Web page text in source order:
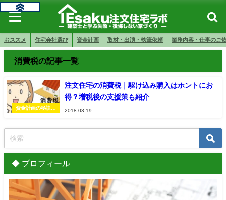
おススメ 住宅会社選び 資金計画 取材・出演・執筆依頼 業務内容・仕事のご
消費税の記事一覧
資金計画の秘訣・
注文住宅の消費税｜駆け込み購入はホントにお
得？増税後の支援策も紹介
2018-03-19
◆ プロフィール